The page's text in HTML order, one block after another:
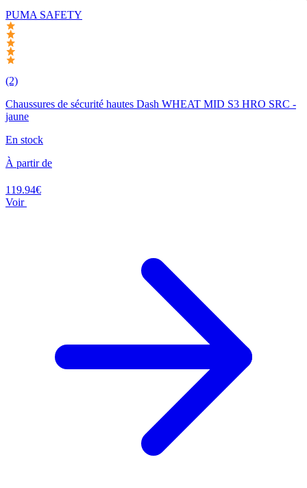
PUMA SAFETY
(2)
Chaussures de sécurité hautes Dash WHEAT MID S3 HRO SRC -
jaune
En stock
À partir de
119.94€
Voir